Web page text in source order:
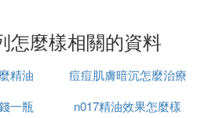
物油有本質的差別。植物油的
酯和脂肪酸組成。
用，效果最好
怎麼樣相關的資料
精油
痘痘肌膚暗沉怎麼治療
一瓶
n017精油效果怎麼樣